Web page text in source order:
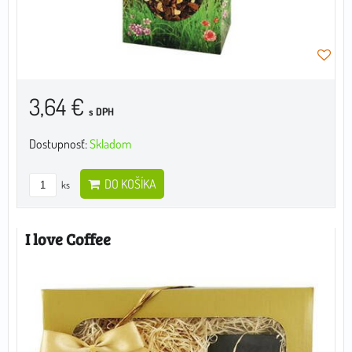
3,64 € s DPH
Dostupnosť:Skladom
ks DO KOŠÍKA
I love Coffee